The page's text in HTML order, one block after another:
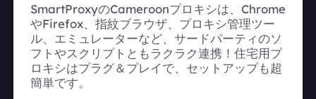
SmartProxyのCameroonプロキシは、Chrome
やFirefox、指紋ブラウザ、プロキシ管理ツー
ル、エミュレーターなど、サードパーティのソ
フトやスクリプトともラクラク連携！住宅用プ
ロキシはプラグ＆プレイで、セットアップも超
簡単です。